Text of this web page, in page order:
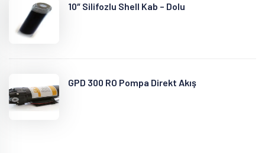
10″ Silifozlu Shell Kab – Dolu
GPD 300 RO Pompa Direkt Akış